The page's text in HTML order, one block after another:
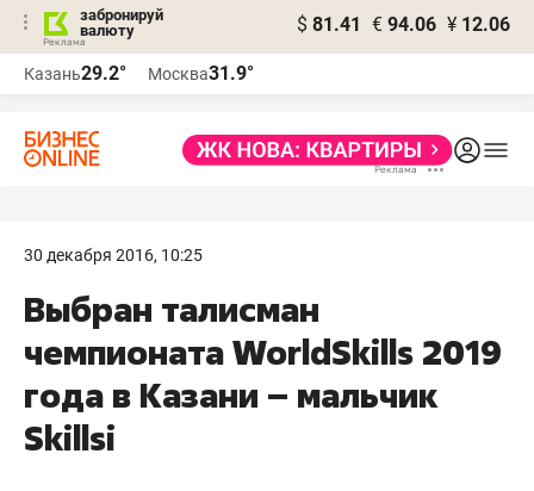
забронируй
валюту
$ 81.41 € 94.06 ¥ 12.06
Казань29.2° Москва31.9°
30 декабря 2016, 10:25
Выбран талисман
чемпионата WorldSkills 2019
года в Казани – мальчик
Skillsi